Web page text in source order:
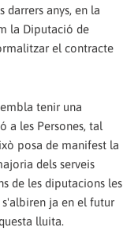
anys, en la
la Diputació de
el contracte
tenir una
a les Persones, tal
posa de manifest la
dels serveis
de les diputacions les
ja en el futur
lluita.